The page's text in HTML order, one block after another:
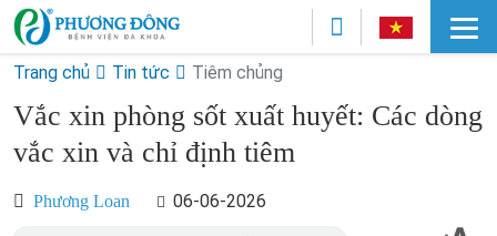
Trang chủ Tin tức Tiêm chủng
Vắc xin phòng sốt xuất huyết: Các dòng
vắc xin và chỉ định tiêm
Phương Loan 06-06-2026